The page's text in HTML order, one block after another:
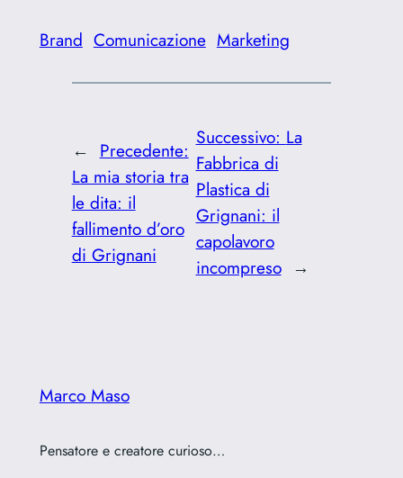
Brand Comunicazione Marketing
← Precedente:
La mia storia tra
le dita: il
fallimento d’oro
di Grignani
Successivo: La
Fabbrica di
Plastica di
Grignani: il
capolavoro
incompreso →
Marco Maso
Pensatore e creatore curioso…